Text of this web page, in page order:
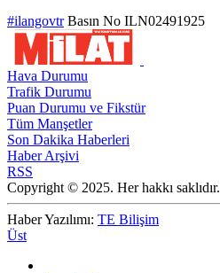
#ilangovtr Basın No ILN02491925
Hava Durumu
Trafik Durumu
Puan Durumu ve Fikstür
Tüm Manşetler
Son Dakika Haberleri
Haber Arşivi
RSS
Copyright © 2025. Her hakkı saklıdır.
Haber Yazılımı: TE Bilişim
Üst